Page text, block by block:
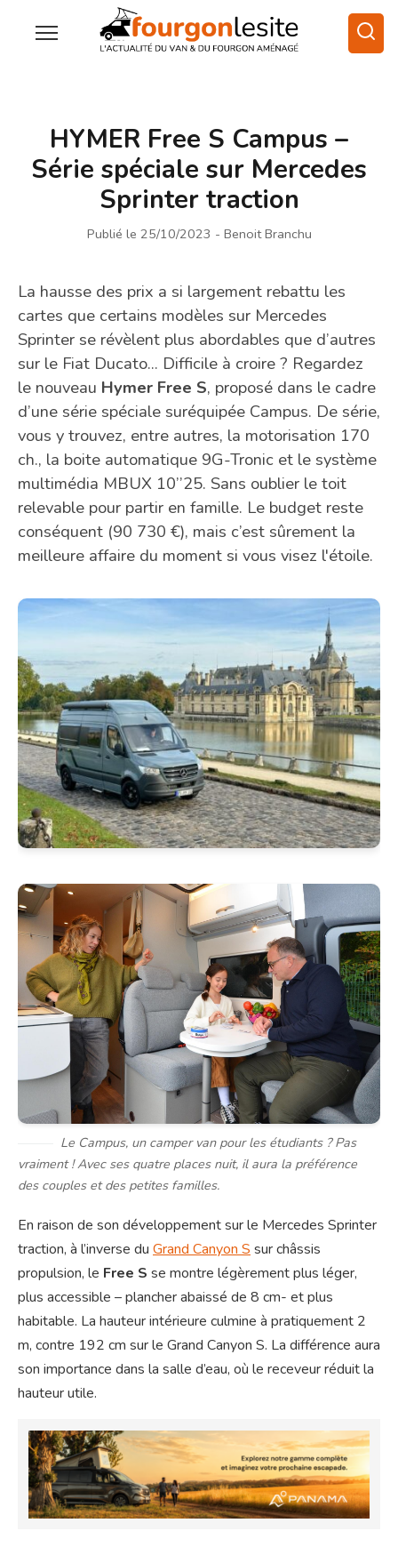
HYMER Free S Campus –
Série spéciale sur Mercedes
Sprinter traction
Publié le 25/10/2023 - Benoit Branchu
La hausse des prix a si largement rebattu les
cartes que certains modèles sur Mercedes
Sprinter se révèlent plus abordables que d’autres
sur le Fiat Ducato... Difficile à croire ? Regardez
le nouveau Hymer Free S, proposé dans le cadre
d’une série spéciale suréquipée Campus. De série,
vous y trouvez, entre autres, la motorisation 170
ch., la boite automatique 9G-Tronic et le système
multimédia MBUX 10’’25. Sans oublier le toit
relevable pour partir en famille. Le budget reste
conséquent (90 730 €), mais c’est sûrement la
meilleure affaire du moment si vous visez l'étoile.
Le Campus, un camper van pour les étudiants ? Pas
vraiment ! Avec ses quatre places nuit, il aura la préférence
des couples et des petites familles.
En raison de son développement sur le Mercedes Sprinter
traction, à l’inverse du Grand Canyon S sur châssis
propulsion, le Free S se montre légèrement plus léger,
plus accessible – plancher abaissé de 8 cm- et plus
habitable. La hauteur intérieure culmine à pratiquement 2
m, contre 192 cm sur le Grand Canyon S. La différence aura
son importance dans la salle d’eau, où le receveur réduit la
hauteur utile.